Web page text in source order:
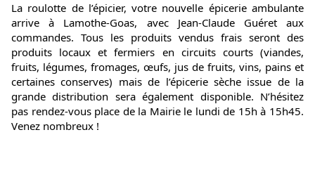
La roulotte de l’épicier, votre nouvelle épicerie ambulante
arrive à Lamothe-Goas, avec Jean-Claude Guéret aux
commandes. Tous les produits vendus frais seront des
produits locaux et fermiers en circuits courts (viandes,
fruits, légumes, fromages, œufs, jus de fruits, vins, pains et
certaines conserves) mais de l’épicerie sèche issue de la
grande distribution sera également disponible. N’hésitez
pas rendez-vous place de la Mairie le lundi de 15h à 15h45.
Venez nombreux !